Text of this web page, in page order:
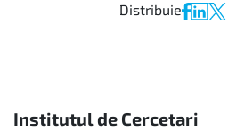
Distribuie
Institutul de Cercetari